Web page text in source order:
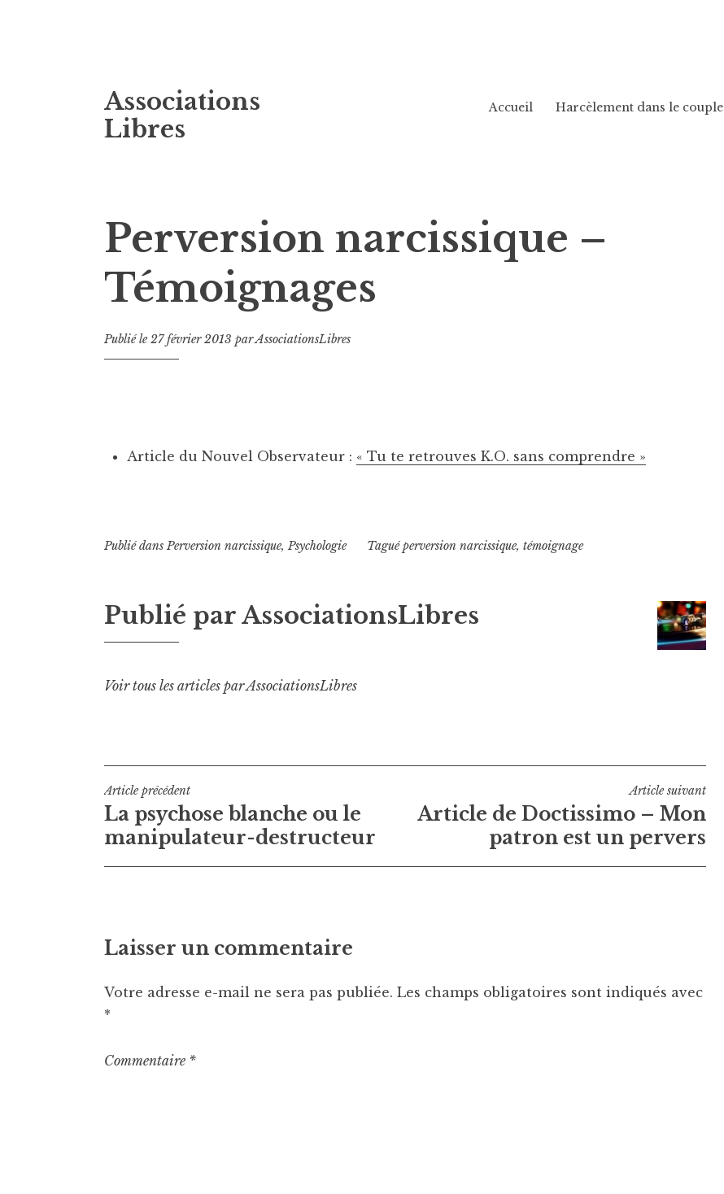
au
contenu
Associations
Libres
Accueil Harcèlement dans le couple
Perversion narcissique –
Témoignages
Publié le27 février 2013 parAssociationsLibres
Article du Nouvel Observateur : « Tu te retrouves K.O. sans comprendre »
Publié dans Perversion narcissique, Psychologie Taguéperversion narcissique, témoignage
Publié parAssociationsLibres
Voir tous les articles par AssociationsLibres
Navigation
de
l’article
Article précédent
La psychose blanche ou le
manipulateur-destructeur
Article suivant
Article de Doctissimo – Mon
patron est un pervers
Laisser un commentaire
Votre adresse e-mail ne sera pas publiée. Les champs obligatoires sont indiqués avec
*
Commentaire *